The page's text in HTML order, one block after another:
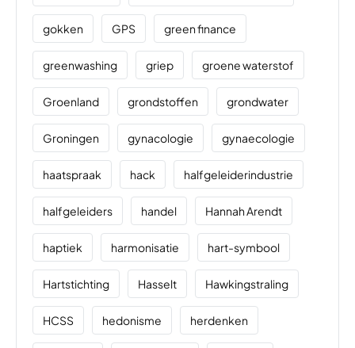
gokken GPS green finance
greenwashing griep groene waterstof
Groenland grondstoffen grondwater
Groningen gynacologie gynaecologie
haatspraak hack halfgeleiderindustrie
halfgeleiders handel Hannah Arendt
haptiek harmonisatie hart-symbool
Hartstichting Hasselt Hawkingstraling
HCSS hedonisme herdenken